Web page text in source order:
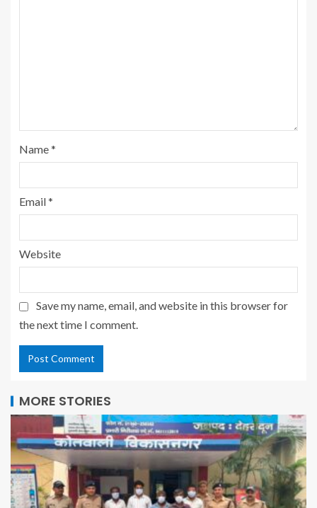
Name*
Email*
Website
Save my name, email, and website in this browser for
the next time I comment.
MORE STORIES